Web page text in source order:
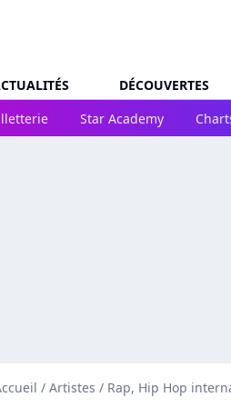
DÉCOUVERTES
Star Academy
/ Artistes / Rap, Hip Hop